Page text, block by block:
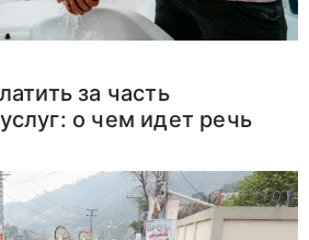
за часть
о чем идет речь